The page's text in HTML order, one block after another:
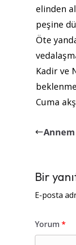
elinden
peşine
Öte
Kadir ve
Cuma
Bir
E-posta
Yorum *